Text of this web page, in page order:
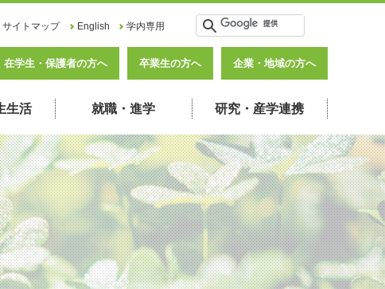
サイトマップ English 学内専用
在学生・保護者の方へ 卒業生の方へ 企業・地域の方へ
生活 就職・進学 研究・産学連携